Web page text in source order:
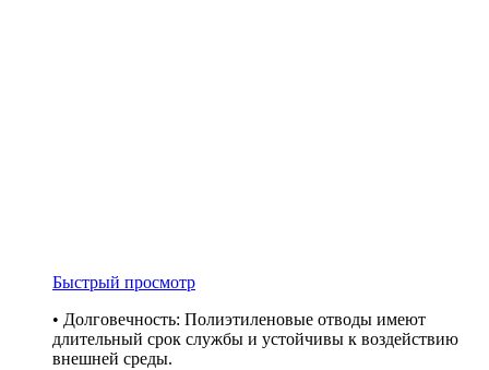
Быстрый просмотр
• Долговечность: Полиэтиленовые отводы имеют
длительный срок службы и устойчивы к воздействию
внешней среды.